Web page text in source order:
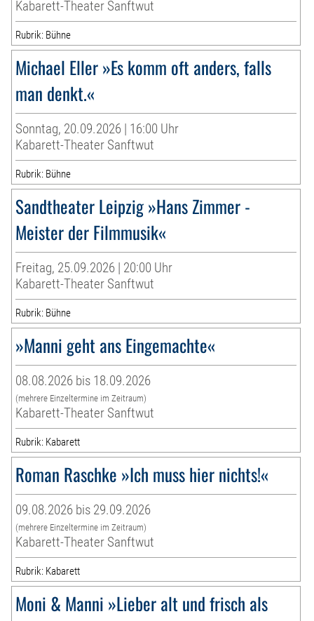
Kabarett-Theater Sanftwut
Rubrik: Bühne
Michael Eller »Es komm oft anders, falls
man denkt.«
Sonntag, 20.09.2026 | 16:00 Uhr
Kabarett-Theater Sanftwut
Rubrik: Bühne
Sandtheater Leipzig »Hans Zimmer -
Meister der Filmmusik«
Freitag, 25.09.2026 | 20:00 Uhr
Kabarett-Theater Sanftwut
Rubrik: Bühne
»Manni geht ans Eingemachte«
08.08.2026 bis 18.09.2026
(mehrere Einzeltermine im Zeitraum)
Kabarett-Theater Sanftwut
Rubrik: Kabarett
Roman Raschke »Ich muss hier nichts!«
09.08.2026 bis 29.09.2026
(mehrere Einzeltermine im Zeitraum)
Kabarett-Theater Sanftwut
Rubrik: Kabarett
Moni & Manni »Lieber alt und frisch als